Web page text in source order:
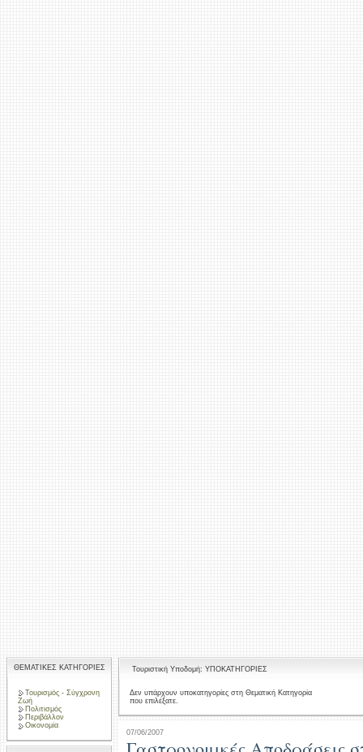
ΘΕΜΑΤΙΚΕΣ ΚΑΤΗΓΟΡΙΕΣ
Τουρισμός - Σύγχρονη
Ζωή
Πολιτισμός
Περιβάλλον
Οικονομία
Τουριστική Υποδομή: ΥΠΟΚΑΤΗΓΟΡΙΕΣ
Δεν υπάρχουν υποκατηγορίες στη Θεματική Κατηγορία
που επιλέξατε.
07/06/2007